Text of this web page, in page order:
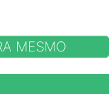
MESMO